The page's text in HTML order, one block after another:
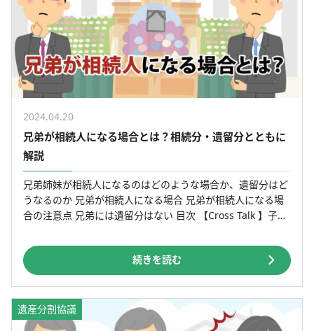
2024.04.20
兄弟が相続人になる場合とは？相続分・遺留分とともに
解説
兄弟姉妹が相続人になるのはどのような場合か、遺留分はど
うなるのか 兄弟が相続人になる場合 兄弟が相続人になる場
合の注意点 兄弟には遺留分はない 目次 【Cross Talk 】子ど
続きを読む
遺産分割協議